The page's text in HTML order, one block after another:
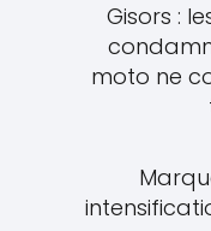
Gisors :
moto ne